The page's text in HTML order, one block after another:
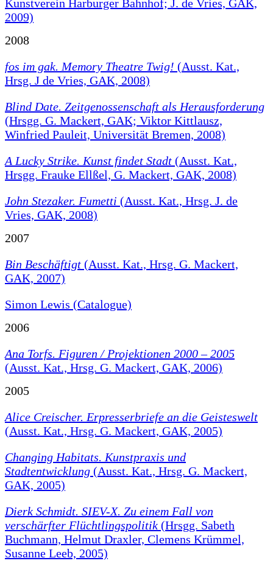
Kunstverein Harburger Bahnhof; J. de Vries, GAK,
2009)
2008
fos im gak. Memory Theatre Twig! (Ausst. Kat.,
Hrsg. J de Vries, GAK, 2008)
Blind Date. Zeitgenossenschaft als Herausforderung
(Hrsgg. G. Mackert, GAK; Viktor Kittlausz,
Winfried Pauleit, Universität Bremen, 2008)
A Lucky Strike. Kunst findet Stadt (Ausst. Kat.,
Hrsgg. Frauke Ellßel, G. Mackert, GAK, 2008)
John Stezaker. Fumetti (Ausst. Kat., Hrsg. J. de
Vries, GAK, 2008)
2007
Bin Beschäftigt (Ausst. Kat., Hrsg. G. Mackert,
GAK, 2007)
Simon Lewis (Catalogue)
2006
Ana Torfs. Figuren / Projektionen 2000 – 2005
(Ausst. Kat., Hrsg. G. Mackert, GAK, 2006)
2005
Alice Creischer. Erpresserbriefe an die Geisteswelt
(Ausst. Kat., Hrsg. G. Mackert, GAK, 2005)
Changing Habitats. Kunstpraxis und
Stadtentwicklung (Ausst. Kat., Hrsg. G. Mackert,
GAK, 2005)
Dierk Schmidt. SIEV-X. Zu einem Fall von
verschärfter Flüchtlingspolitik (Hrsgg. Sabeth
Buchmann, Helmut Draxler, Clemens Krümmel,
Susanne Leeb, 2005)